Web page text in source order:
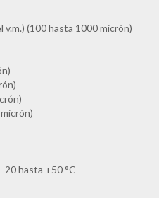
(100 hasta 1000 micrón)
hasta +50 °C